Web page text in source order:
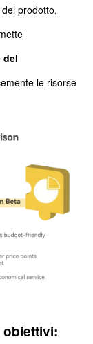
del prodotto,
del
le risorse
obiettivi: